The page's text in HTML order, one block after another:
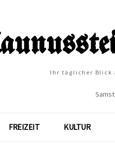
Ihr täglicher Blick
FREIZEIT KULTUR